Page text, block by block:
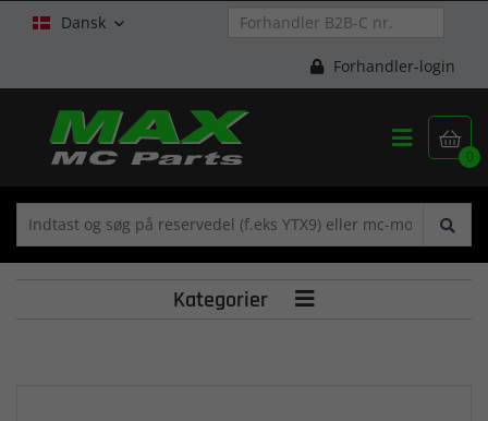
Dansk 
Forhandler-login

0

Kategorier 